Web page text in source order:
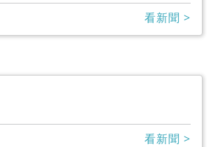
看新聞 >
看新聞 >